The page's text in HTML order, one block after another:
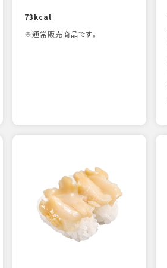
73kcal
※通常販売商品です。